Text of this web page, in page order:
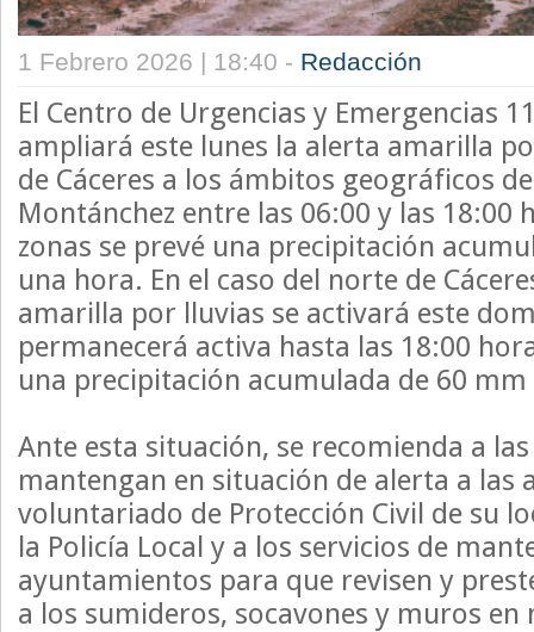
1 Febrero 2026 | 18:40 - Redacción
El Centro de Urgencias y Emergencias
ampliará este lunes la alerta amarilla
de Cáceres a los ámbitos geográficos
Montánchez entre las 06:00 y las 18:00
zonas se prevé una precipitación
una hora. En el caso del norte de
amarilla por lluvias se activará este
permanecerá activa hasta las 18:00
una precipitación acumulada de 60 mm
Ante esta situación, se recomienda a
mantengan en situación de alerta a las
voluntariado de Protección Civil de su
la Policía Local y a los servicios de
ayuntamientos para que revisen y
a los sumideros, socavones y muros en